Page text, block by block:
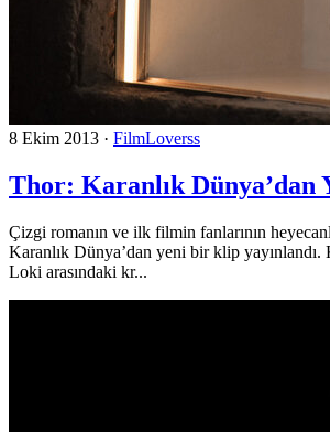
8 Ekim 2013 · FilmLoverss
Thor: Karanlık Dünya’dan
Çizgi romanın ve ilk filmin fanlarının
Karanlık Dünya’dan yeni bir klip
Loki arasındaki kr...